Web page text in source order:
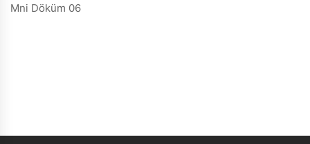
Mni Döküm 06